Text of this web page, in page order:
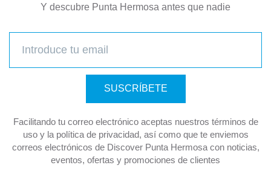
Y descubre Punta Hermosa antes que nadie
SUSCRÍBETE
Facilitando tu correo electrónico aceptas nuestros términos de
uso y la política de privacidad, así como que te enviemos
correos electrónicos de Discover Punta Hermosa con noticias,
eventos, ofertas y promociones de clientes